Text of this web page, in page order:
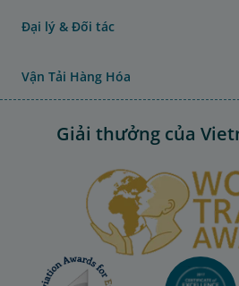
Đại lý & Đối tác
Vận Tải Hàng Hóa
Giải thưởng của